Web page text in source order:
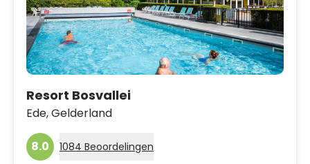
Resort Bosvallei
Ede,Gelderland
8.0 1084 Beoordelingen